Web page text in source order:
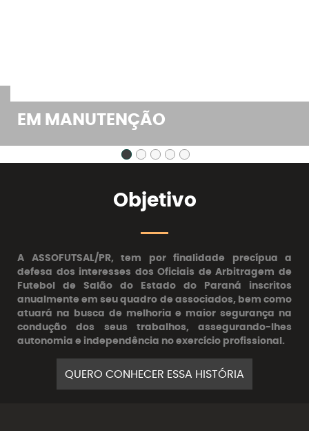
EM MANUTENÇÃO
Objetivo
A ASSOFUTSAL/PR, tem por finalidade precípua a
defesa dos interesses dos Oficiais de Arbitragem de
Futebol de Salão do Estado do Paraná inscritos
anualmente em seu quadro de associados, bem como
atuará na busca de melhoria e maior segurança na
condução dos seus trabalhos, assegurando-lhes
autonomia e independência no exercício profissional.
QUERO CONHECER ESSA HISTÓRIA